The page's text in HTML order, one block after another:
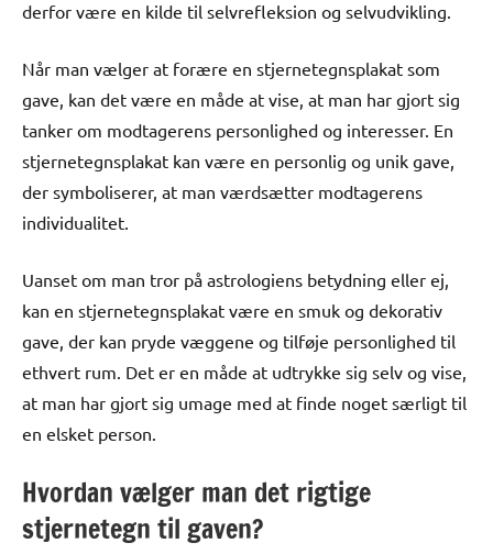
derfor være en kilde til selvrefleksion og selvudvikling.
Når man vælger at forære en stjernetegnsplakat som
gave, kan det være en måde at vise, at man har gjort sig
tanker om modtagerens personlighed og interesser. En
stjernetegnsplakat kan være en personlig og unik gave,
der symboliserer, at man værdsætter modtagerens
individualitet.
Uanset om man tror på astrologiens betydning eller ej,
kan en stjernetegnsplakat være en smuk og dekorativ
gave, der kan pryde væggene og tilføje personlighed til
ethvert rum. Det er en måde at udtrykke sig selv og vise,
at man har gjort sig umage med at finde noget særligt til
en elsket person.
Hvordan vælger man det rigtige
stjernetegn til gaven?